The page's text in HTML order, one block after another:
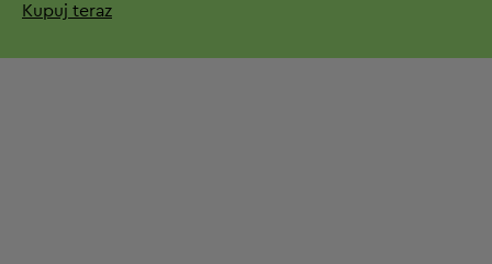
Kupuj teraz